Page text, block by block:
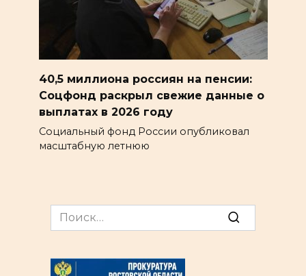
40,5 миллиона россиян на пенсии:
Соцфонд раскрыл свежие данные о
выплатах в 2026 году
Социальный фонд России опубликовал
масштабную летнюю
Search
for: